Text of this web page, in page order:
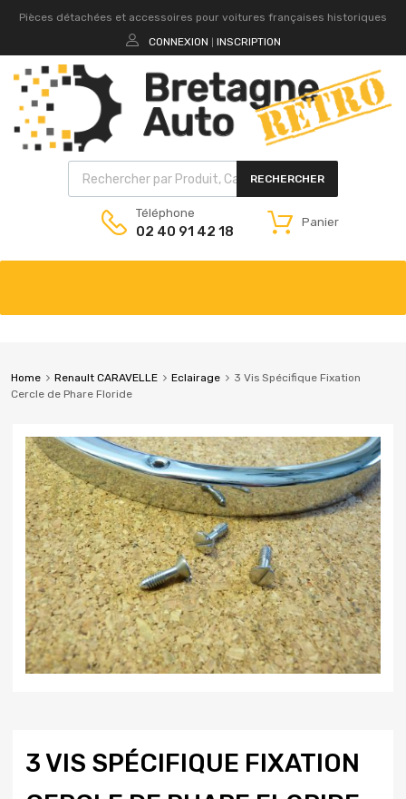
Pièces détachées et accessoires pour voitures françaises historiques
CONNEXION
INSCRIPTION
RECHERCHER
Téléphone
02 40 91 42 18
Panier
Home Renault CARAVELLE Eclairage
3 Vis Spécifique Fixation
Cercle de Phare Floride
3 VIS SPÉCIFIQUE FIXATION